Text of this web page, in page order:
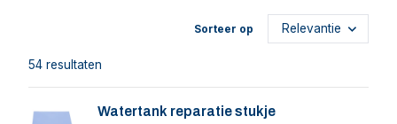
54 resultaten
Sorteer op
Watertank reparatie stukje